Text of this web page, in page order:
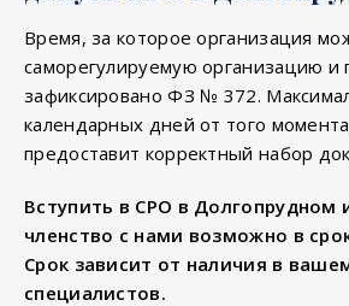
Время, за которое организация
саморегулируемую организацию и
зафиксировано ФЗ № 372.
календарных дней от того
предоставит корректный набор
Вступить в СРО в Долгопрудном
членство с нами возможно в
Срок зависит от наличия в
специалистов.